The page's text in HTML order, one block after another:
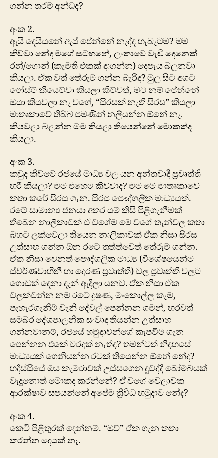
ගන්න තරම් අන්ධද?
අංක 2.
ඇයි දෙයියනේ ඇස් පේන්නේ නැද්ද හැබෑටම? මම
කිව්වා නේද ම‍ගේ සටහනේ, ලංකාවේ වැඩි දෙනෙක්
රන්/ගොන් (කැමති එකක් දාගන්න) දෙපැය බලනවා
කියලා. ඒක වත් තේරුම් ගන්න බැරිද? මුල සිට අගට
පෝස්ට් කියෙව්වා කියලා කිව්වත්, මට නම් පේන්නේ
‍ඔයා කියවලා නෑ වගේ, “සිරසක් නැති සිරස” කියලා
මාතෘකාවේ තිබ්බ පමණින් නලියන්න ඕනේ නෑ.
කියවලා බලන්න මම කියලා තියෙන්නේ මොකක්ද
කියලා.
අංක 3.
කවුද කිව්වේ රජයේ මාධ්‍ය වල යන අන්තවාදී ප්‍රවෘත්ති
හරි කියලා? මම එහෙම කිව්වාද? මම මේ මාතෘකාවේ
කතා කරේ සිරස ගැන. සිරස පෞද්ගලික මාධ්‍යයක්.
‍රටේ සාමාන්‍ය ජනයා අතර යම් කිසි පිළිගැනීමක්
තිබෙන නාලිකාවක් ඒ වගේම මේ වගේ තැන්වල කතා
බහට ලක්වෙලා තියෙන නාලිකාවක් ඒක නිසා සිරස
උත්සාහ ගන්න ඕන රටේ තත්ත්වෙත් තේරුම් ගන්න.
ඒක නිසා වෙනත් පෞද්ගලික මාධ්‍ය (විශේෂයෙන්ම
ස්වර්ණවාහිනී හා දෙරණ ප්‍රවෘත්ති) වල ප්‍රවෘත්ති වලට
ගොඩක් දෙනා දැන් ඇදිලා යනව. ඒක නිසා ඒක
වලක්වන්න නම් ‍රටේ දූෂණ, මංකොල්ල කෑම්,
පැහැරගැනීම් වැනි දේවල් පෙන්නන ගමන්, හරවත්
සමබර දේශපාලනික සංවාද තියන්න උත්සාහ
ගන්නවානම්, රජයේ හමුදාවන්ගේ කැපවීම ගැන
පෙන්නන එකේ වරදක් නැත්ද? තමන්ටත් නිදහසේ
මාධ්‍යයක් ගෙනියන්න රටක් තියෙන්න ඕනේ නේද?
හදිස්සියේ ඔය කැමරාවක් උස්සගෙන දුවද්දී බෝම්බයක්
වැදුනොත් මොකද කරන්නේ? ඒ වගේ වෙලාවක
ආරක්ෂාව සපයන්නේ අපේම ත්‍රිවිධ හමුදාව නේද?
අංක 4.
කෙටි පිළිතුරක් දෙන්නම්. “ඔව්” ඒක ගැන කතා
කරන්න දෙයක් නෑ.